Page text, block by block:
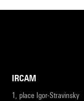
IRCAM
1, place Igor-Stravinsky